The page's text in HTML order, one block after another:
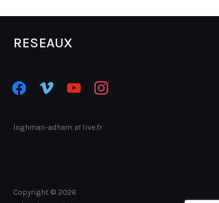
RESEAUX
facebookvimeo youtube instagram
loghman-adham atlive.fr
Copyright © 2026